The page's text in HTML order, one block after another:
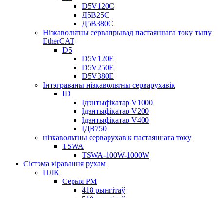
D5V120C
Д5В25С
Д5В380С
Нізкавольтны сервапрывад пастаяннага току тыпу
EtherCAT
D5
D5V120E
D5V250E
D5V380E
Інтэграваны нізкавольтны серварухавік
ID
Ідэнтыфікатар V1000
Ідэнтыфікатар V200
Ідэнтыфікатар V400
ІДВ750
нізкавольтны серварухавік пастаяннага току
TSWA
TSWA-100W-1000W
Сістэма кіравання рухам
ПЛК
Серыя РМ
418 рынгітаў